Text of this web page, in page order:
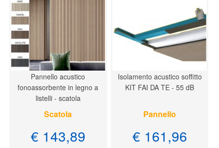
Pannello acustico
fonoassorbente in legno a
listelli - scatola
Scatola
€ 143,89
Isolamento acustico soffitto
KIT FAI DA TE - 55 dB
Pannello
€ 161,96